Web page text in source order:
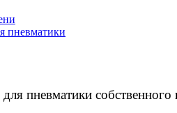
пневматики
пневматики собственного